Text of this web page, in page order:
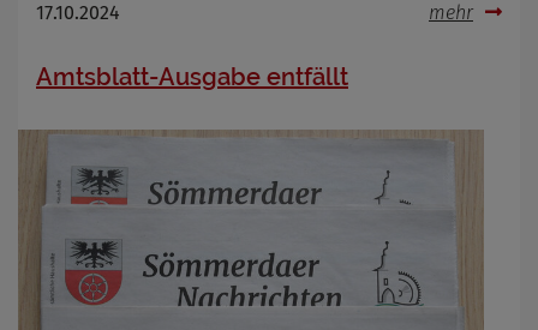
17.10.2024 mehr
Amtsblatt-Ausgabe entfällt